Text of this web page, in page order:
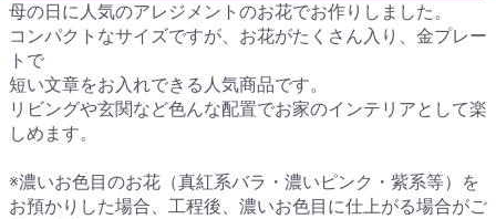
母の日に人気のアレジメントのお花でお作りしました。
コンパクトなサイズですが、お花がたくさん入り、金プレー
トで
短い文章をお入れできる人気商品です。
リビングや玄関など色んな配置でお家のインテリアとして楽
しめます。
※濃いお色目のお花（真紅系バラ・濃いピンク・紫系等）を
お預かりした場合、工程後、濃いお色目に仕上がる場合がご